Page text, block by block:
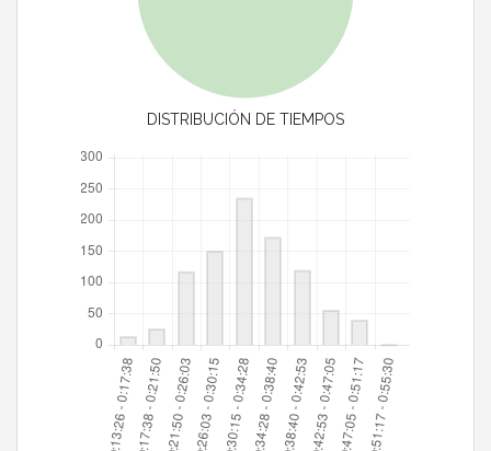
DISTRIBUCIÓN DE TIEMPOS